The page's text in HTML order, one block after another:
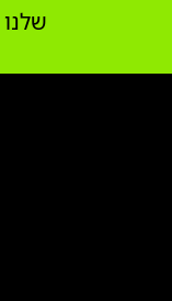
שלנו